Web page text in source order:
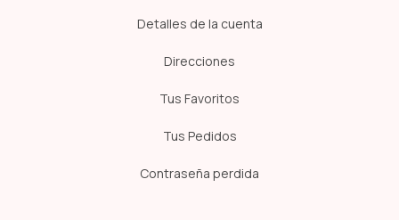
Detalles de la cuenta
Direcciones
Tus Favoritos
Tus Pedidos
Contraseña perdida